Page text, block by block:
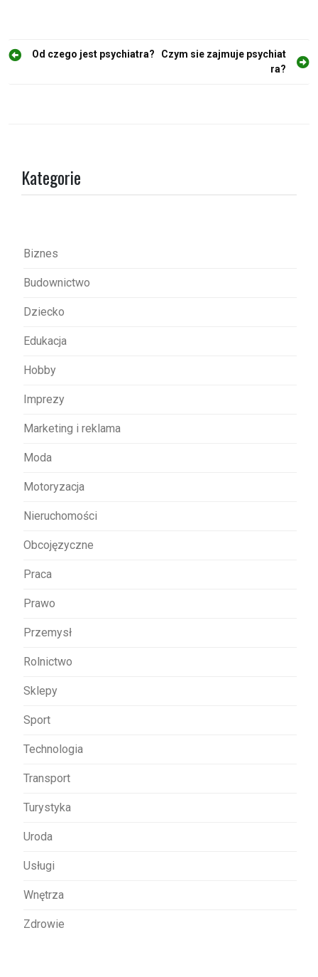
N
Od czego jest psychiatra?
Czym sie zajmuje psychiat
ra?
Kategorie
Biznes
Budownictwo
Dziecko
Edukacja
Hobby
Imprezy
Marketing i reklama
Moda
Motoryzacja
Nieruchomości
Obcojęzyczne
Praca
Prawo
Przemysł
Rolnictwo
Sklepy
Sport
Technologia
Transport
Turystyka
Uroda
Usługi
Wnętrza
Zdrowie